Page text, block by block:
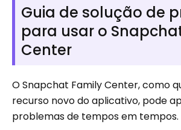
Guia de solução de
para usar o
Center
O Snapchat Family Center, como
recurso novo do aplicativo, pode
problemas de tempos em tempos.